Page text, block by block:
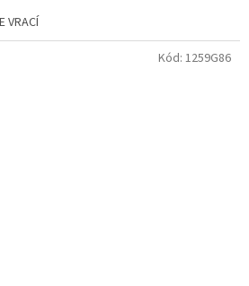
VRACÍ
Kód: 1259G86